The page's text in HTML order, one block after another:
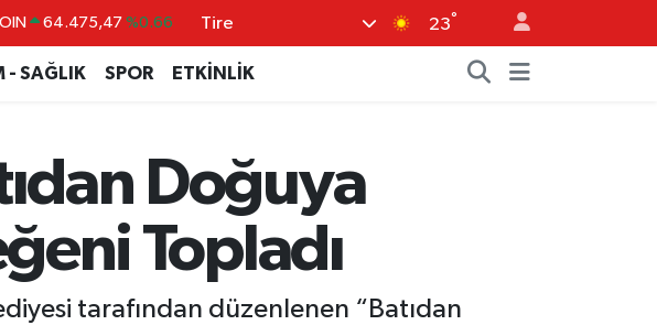
47,5971 %0.05
EURO 55,1336 %0.18
BİST100 13.703
64.475,47 %0.66
Tire 23°
- SAĞLIK SPOR ETKİNLİK
Doğuya
Topladı
tarafından düzenlenen “Batıdan